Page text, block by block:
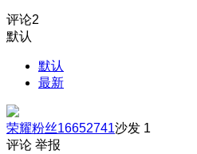
评论2
默认
默认
最新
荣耀粉丝16652741沙发 1
评论 举报